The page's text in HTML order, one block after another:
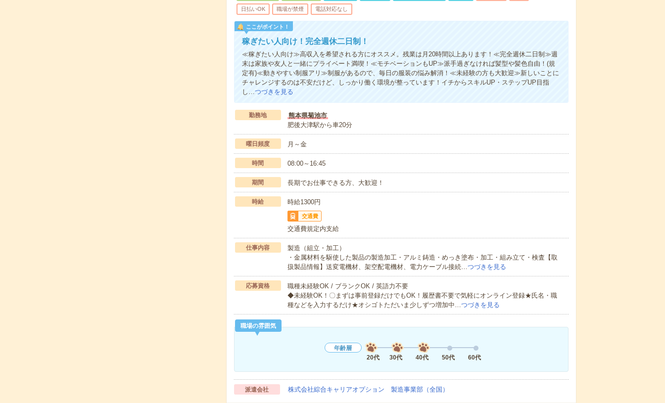
日払いOK 職場が禁煙 電話対応なし
ここがポイント！
稼ぎたい人向け！完全週休二日制！
≪稼ぎたい人向け≫高収入を希望される方にオススメ。残業は月20時間以上あります！≪完全週休二日制≫週
末は家族や友人と一緒にプライベート満喫！≪モチベーションもUP≫派手過ぎなければ髪型や髪色自由！(規
定有)≪動きやすい制服アリ≫制服があるので、毎日の服装の悩み解消！≪未経験の方も大歓迎≫新しいことに
チャレンジするのは不安だけど、しっかり働く環境が整っています！イチからスキルUP・ステップUP目指
し… つづきを見る
勤務地
熊本県菊池市
肥後大津駅から車20分
曜日頻度 月～金
時間 08:00～16:45
期間 長期でお仕事できる方、大歓迎！
時給 時給1300円
交通費
交通費規定内支給
仕事内容
製造（組立・加工）
・金属材料を駆使した製品の製造加工・アルミ鋳造・めっき塗布・加工・組み立て・検査【取
扱製品情報】送変電機材、架空配電機材、電力ケーブル接続… つづきを見る
応募資格
職種未経験OK / ブランクOK / 英語力不要
◆未経験OK！〇まずは事前登録だけでもOK！履歴書不要で気軽にオンライン登録★氏名・職
種などを入力するだけ★オシゴトただいま少しずつ増加中… つづきを見る
職場の雰囲気
年齢層
20代
30代 40代 50代 60代
派遣会社 株式会社綜合キャリアオプション 製造事業部（全国）